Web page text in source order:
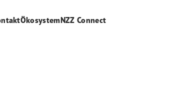
ÖkosystemNZZ Connect